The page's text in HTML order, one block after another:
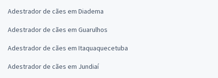
Adestrador de cães em Diadema
Adestrador de cães em Guarulhos
Adestrador de cães em Itaquaquecetuba
Adestrador de cães em Jundiaí